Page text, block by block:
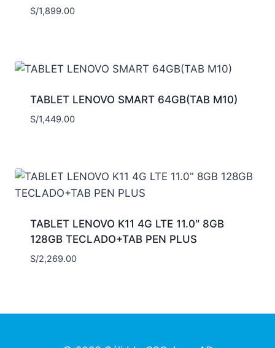
S/1,899.00
TABLET LENOVO SMART 64GB(TAB M10)
S/1,449.00
TABLET LENOVO K11 4G LTE 11.0″ 8GB
128GB TECLADO+TAB PEN PLUS
S/2,269.00